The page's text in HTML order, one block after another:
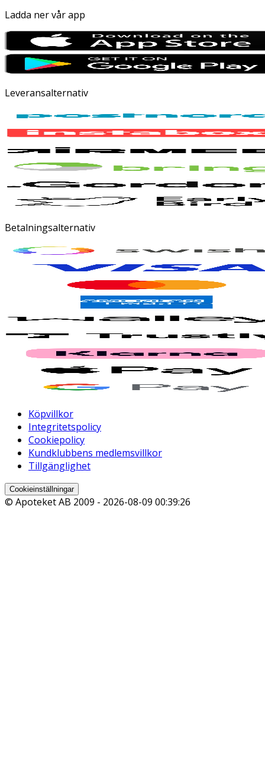
Ladda ner vår app
Leveransalternativ
Betalningsalternativ
Köpvillkor
Integritetspolicy
Cookiepolicy
Kundklubbens medlemsvillkor
Tillgänglighet
Cookieinställningar
© Apoteket AB 2009 - 2026-08-09 00:39:26